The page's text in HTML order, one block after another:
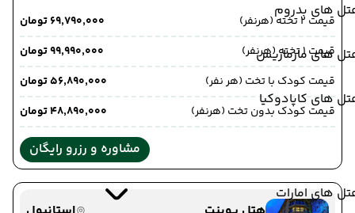
های بدروم
های مارماریس
های کاپادوکیا
های امارات
قیمت 2 تخته (هرنفر)
۶۹٬۷۹۰٬۰۰۰ تومان
قیمت 1 تخته (هرنفر)
۹۹٬۹۹۰٬۰۰۰ تومان
قیمت کودک با تخت (هر نفر)
۵۶٬۸۹۰٬۰۰۰ تومان
قیمت کودک بدون تخت (هرنفر)
۴۸٬۸۹۰٬۰۰۰ تومان
مشاوره و رزرو رایگان